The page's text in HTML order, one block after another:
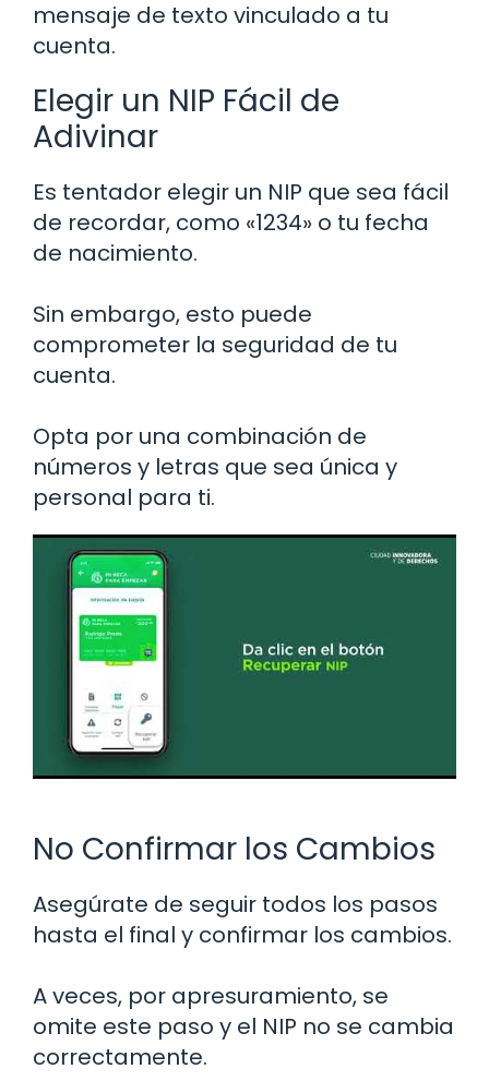
mensaje de texto vinculado a tu
cuenta.
Elegir un NIP Fácil de
Adivinar
Es tentador elegir un NIP que sea fácil
de recordar, como «1234» o tu fecha
de nacimiento.
Sin embargo, esto puede
comprometer la seguridad de tu
cuenta.
Opta por una combinación de
números y letras que sea única y
personal para ti.
No Confirmar los Cambios
Asegúrate de seguir todos los pasos
hasta el final y confirmar los cambios.
A veces, por apresuramiento, se
omite este paso y el NIP no se cambia
correctamente.